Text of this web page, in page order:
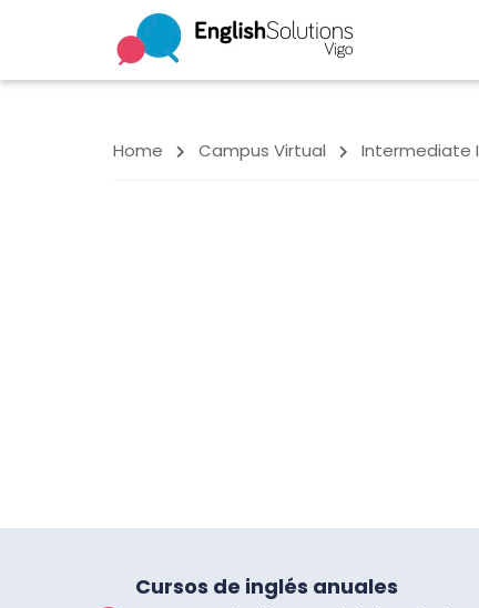
Home Campus Virtual Intermediate I
Cursos de inglés anuales